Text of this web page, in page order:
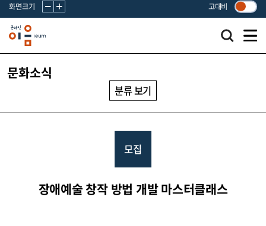
화면크기 고대비
문화소식
분류 보기
모집
장애예술 창작 방법 개발 마스터클래스